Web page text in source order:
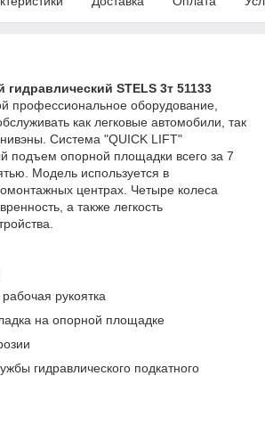
гидравлический STELS 3т 51133​
профессиональное оборудование,
как легковые автомобили, так
Система "QUICK LIFT"
подъем опорной площадки всего за 7
Модель используется в
центрах. Четыре колеса
а также легкость
рукоятка
на опорной площадке
гидравлического подкатного